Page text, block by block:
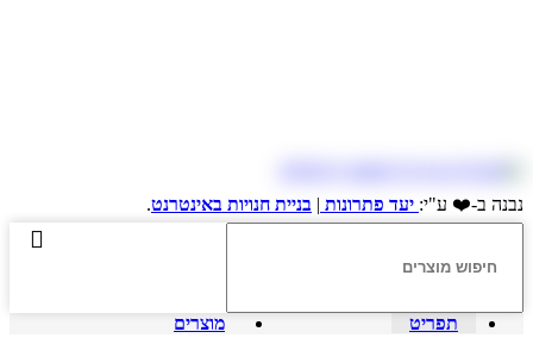
נבנה ב-❤️ ע"י: יעד פתרונות | בניית חנויות באינטרנט.
תפריט מוצרים